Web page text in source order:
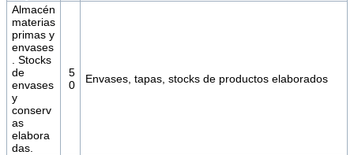
Almacén
materias
primas y
envases
. Stocks
de
envases
y
conserv
as
elabora
das.
5
0
Envases, tapas, stocks de productos elaborados